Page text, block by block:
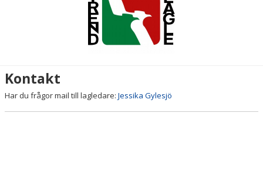
Kontakt
Har du frågor mail till lagledare: Jessika Gylesjö